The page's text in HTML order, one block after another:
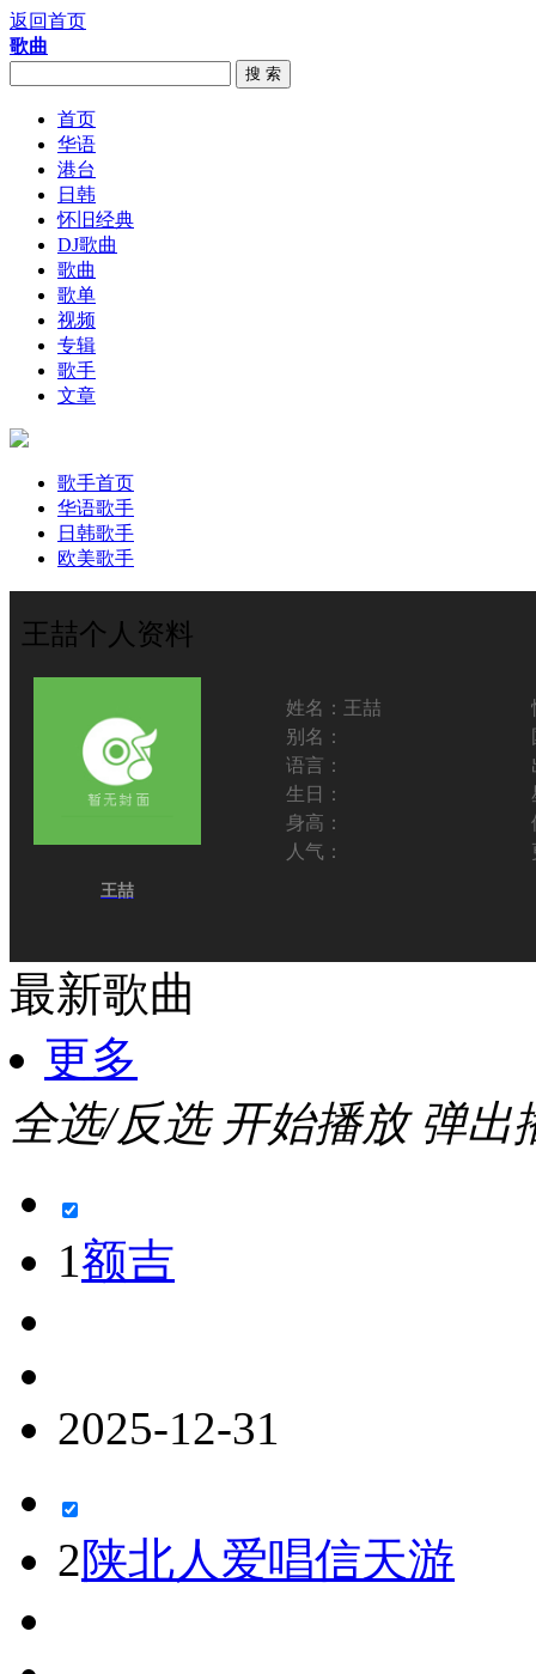
返回首页
歌曲
搜 索
首页
华语
港台
日韩
怀旧经典
DJ歌曲
歌曲
歌单
视频
专辑
歌手
文章
歌手首页
华语歌手
日韩歌手
欧美歌手
王喆个人资料
王喆
姓名： 王喆
别名：
语言：
生日：
身高：
人气：
最新歌曲
更多
全选/反选 开始播放 弹出
1额吉
2025-12-31
2陕北人爱唱信天游